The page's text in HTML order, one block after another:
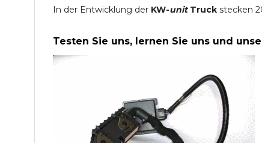
In der Entwicklung der KW-unitTruck stecken
Testen Sie uns, lernen Sie uns und